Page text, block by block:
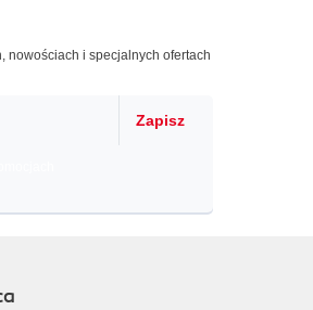
nowościach i specjalnych ofertach
Zapisz